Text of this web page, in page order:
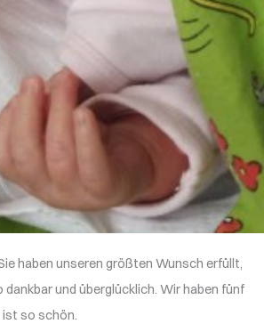
haben unseren größten Wunsch erfüllt,
dankbar und überglücklich. Wir haben fünf
so schön.